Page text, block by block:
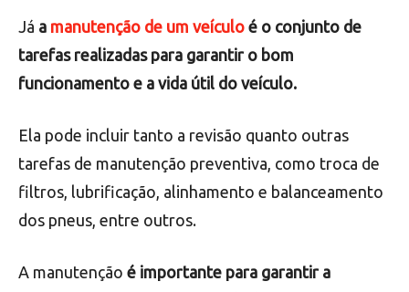
entre outros.A revisão serve para identificar
possíveis problemas e corrigi-losantes que eles
causem maiores danos ou falhas no veículo.
Jáamanutenção de um veículo é o conjunto de
tarefas realizadas para garantir o bom
funcionamento e a vida útil do veículo.
tarefas de manutenção preventiva, como troca de